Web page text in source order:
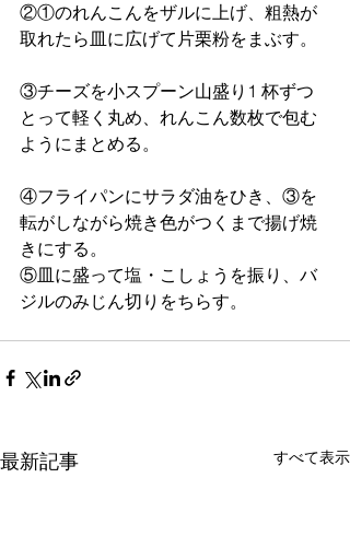
②①のれんこんをザルに上げ、粗熱が
取れたら皿に広げて⽚栗粉をまぶす。
③チーズを⼩スプーン⼭盛り1 杯ずつ
とって軽く丸め、れんこん数枚で包む
ようにまとめる。
④フライパンにサラダ油をひき、③を
転がしながら焼き色がつくまで揚げ焼
きにする。
⑤皿に盛って塩・こしょうを振り、バ
ジルのみじん切りをちらす。
最新記事 すべて表示